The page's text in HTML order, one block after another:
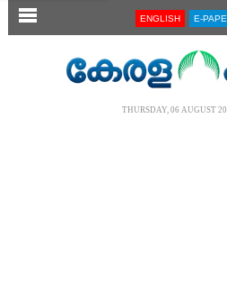
SECTIONS ENGLISH E-
THURSDAY, 06 AUGUST